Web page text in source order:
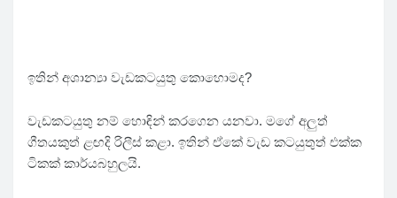
ඉතින් අශාන්‍යා වැඩකටයුතු කොහොමද?
වැඩකටයුතු නම් හොඳින් කරගෙන යනවා. මගේ අලුත්
ගීතයකුත් ළඟදි රිලීස් කළා. ඉතින් ඒකේ වැඩ කටයුතුත් එක්ක
ටිකක් කාර්යබහුලයි.